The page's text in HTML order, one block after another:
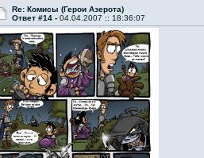
Re: Комисы (Герои Азерота)
Ответ #14 - 04.04.2007 :: 18:36:07